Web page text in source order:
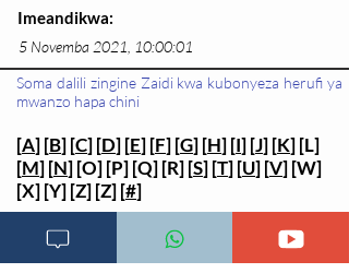
Imeandikwa:
5 Novemba 2021, 10:00:01
Soma dalili zingine Zaidi kwa kubonyeza herufi ya
mwanzo hapa chini
[A] [B] [C] [D] [E] [F] [G] [H] [I] [J] [K] [L]
[M] [N] [O] [P] [Q] [R] [S] [T] [U] [V] [W]
[X] [Y] [Z] [Z] [#]
Rejea za mada